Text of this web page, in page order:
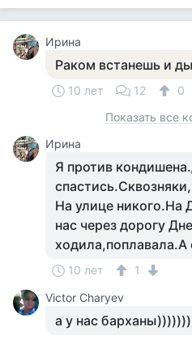
Ирина
Раком встанешь и
10 лет 12
0
Показать все
Ирина
Я против
На улице никого.На
нас через дорогу
ходила,поплавала.А
10 лет
1
Victor Charyev
а у нас